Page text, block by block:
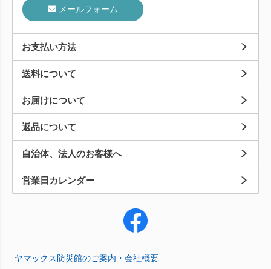
メールフォーム
お支払い方法
送料について
お届けについて
返品について
自治体、法人のお客様へ
営業日カレンダー
ヤマックス防災館のご案内・会社概要